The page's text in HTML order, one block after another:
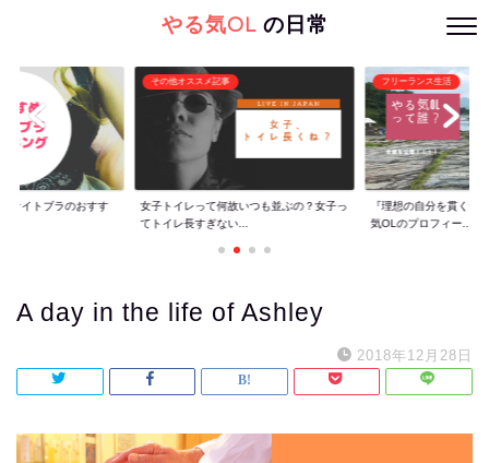
やる気OLの日常
ナイトブラのおすす
その他オススメ記事
女子トイレって何故いつも並ぶの？女子っ
てトイレ長すぎない...
フリーランス生活
『理想の自分を貫くた
気OLのプロフィー...
A day in the life of Ashley
2018年12月28日